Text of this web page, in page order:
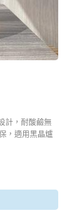
計，耐酸鹼無
，適用黑晶爐